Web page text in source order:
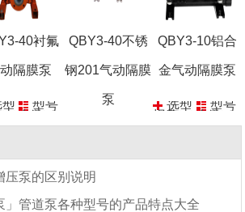
40衬氟
隔膜泵
型号
参数
QBY3-40不锈
钢201气动隔膜
泵
QBY3-10铝合
金气动隔膜泵
选型
报价
型号
参数
压泵的区别说明
」管道泵各种型号的产品特点大全